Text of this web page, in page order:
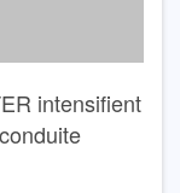
intensifient